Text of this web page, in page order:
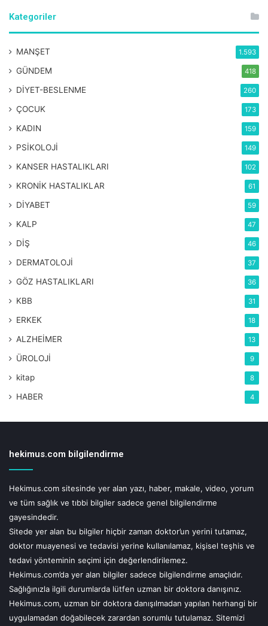
Kategoriler
MANŞET 1.593
GÜNDEM 418
DİYET-BESLENME 260
ÇOCUK 173
KADIN 159
PSİKOLOJİ 149
KANSER HASTALIKLARI 102
KRONİK HASTALIKLAR 61
DİYABET 59
KALP 47
DİŞ 46
DERMATOLOJİ 37
GÖZ HASTALIKLARI 36
KBB 31
ERKEK 18
ALZHEİMER 13
ÜROLOJİ 9
kitap 8
HABER 4
hekimus.com bilgilendirme
Hekimus.com sitesinde yer alan yazı, haber, makale, video, yorum
ve tüm sağlık ve tıbbi bilgiler sadece genel bilgilendirme
gayesindedir.
Sitede yer alan bu bilgiler hiçbir zaman doktor’un yerini tutamaz,
doktor muayenesi ve tedavisi yerine kullanılamaz, kişisel teşhis ve
tedavi yönteminin seçimi için değerlendirilemez.
Hekimus.com’da yer alan bilgiler sadece bilgilendirme amaçlıdır.
Sağlığınızla ilgili durumlarda lütfen uzman bir doktora danışınız.
Hekimus.com, uzman bir doktora danışılmadan yapılan herhangi bir
uygulamadan doğabilecek zarardan sorumlu tutulamaz. Sitemizi